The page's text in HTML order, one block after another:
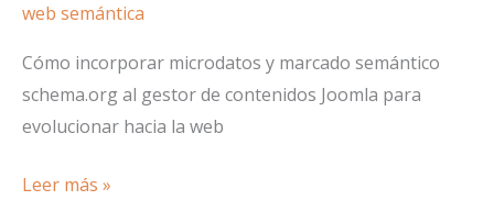
web semántica
Cómo incorporar microdatos y marcado semántico
schema.org al gestor de contenidos Joomla para
evolucionar hacia la web
Web
Leer más »